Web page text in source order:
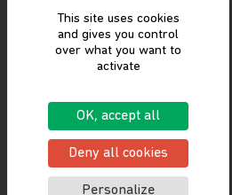
This site uses cookies
and gives you control
over what you want to
activate
OK, accept all
Deny all cookies
Personalize
COMMENCER
Se connecter
Mentions légales
Politique de confidentialité